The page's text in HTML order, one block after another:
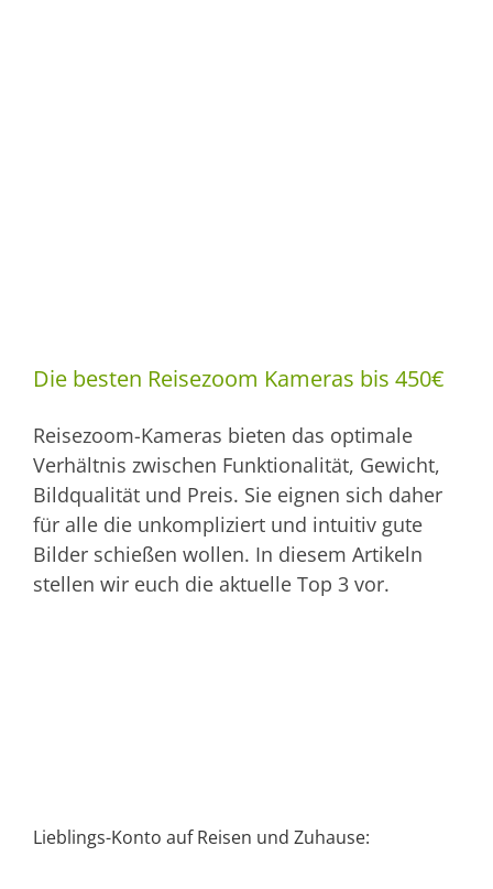
Die besten Reisezoom Kameras bis 450€
Reisezoom-Kameras bieten das optimale
Verhältnis zwischen Funktionalität, Gewicht,
Bildqualität und Preis. Sie eignen sich daher
für alle die unkompliziert und intuitiv gute
Bilder schießen wollen. In diesem Artikeln
stellen wir euch die aktuelle Top 3 vor.
Lieblings-Konto auf Reisen und Zuhause: